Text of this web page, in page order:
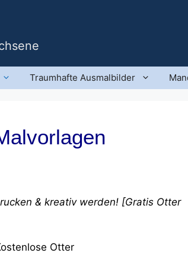
Traumhafte Ausmalbilder
& kreativ werden! [Gratis Otter